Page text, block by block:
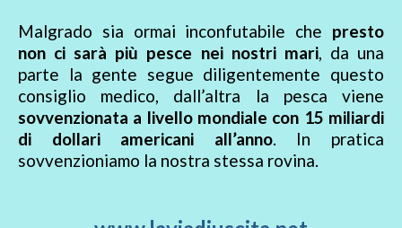
Malgrado sia ormai inconfutabile che presto
non ci sarà più pesce nei nostri mari, da una
parte la gente segue diligentemente questo
consiglio medico, dall’altra la pesca viene
sovvenzionata a livello mondiale con 15 miliardi
di dollari americani all’anno. In pratica
sovvenzioniamo la nostra stessa rovina.